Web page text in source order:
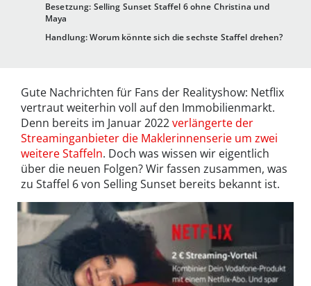
Besetzung: Selling Sunset Staffel 6 ohne Christina und
Maya
Handlung: Worum könnte sich die sechste Staffel drehen?
Gute Nachrichten für Fans der Realityshow: Netflix
vertraut weiterhin voll auf den Immobilienmarkt.
Denn bereits im Januar 2022verlängerte der
Streaminganbieter die Maklerinnenserie um zwei
weitere Staffeln. Doch was wissen wir eigentlich
über die neuen Folgen? Wir fassen zusammen, was
zu Staffel 6 von Selling Sunset bereits bekannt ist.